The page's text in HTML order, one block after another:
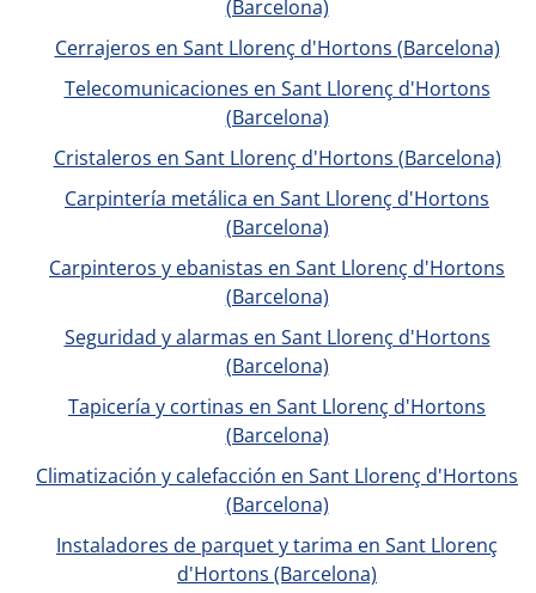
(Barcelona)
Cerrajeros en Sant Llorenç d'Hortons (Barcelona)
Telecomunicaciones en Sant Llorenç d'Hortons
(Barcelona)
Cristaleros en Sant Llorenç d'Hortons (Barcelona)
Carpintería metálica en Sant Llorenç d'Hortons
(Barcelona)
Carpinteros y ebanistas en Sant Llorenç d'Hortons
(Barcelona)
Seguridad y alarmas en Sant Llorenç d'Hortons
(Barcelona)
Tapicería y cortinas en Sant Llorenç d'Hortons
(Barcelona)
Climatización y calefacción en Sant Llorenç d'Hortons
(Barcelona)
Instaladores de parquet y tarima en Sant Llorenç
d'Hortons (Barcelona)